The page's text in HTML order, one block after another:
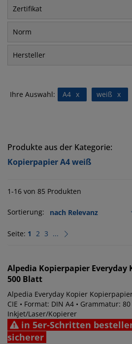
Zertifikat
Norm
Hersteller
Ihre Auswahl: x
A4 x
weiß
Produkte aus der Kategorie:
Kopierpapier A4 weiß
1-16 von 85 Produkten
Sortierung:
Seite: 1 2 3 ...
Alpedia Kopierpapier Everyday
500 Blatt
Alpedia Everyday Kopier
CIE • Format: DIN A4 • Grammatur:
Inkjet/Laser/Kopierer
in 5er-Schritten
sicherer